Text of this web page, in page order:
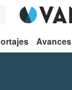
Avances